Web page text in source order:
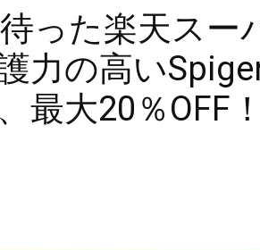
った楽天スー
力の高い
最大20％OFF！